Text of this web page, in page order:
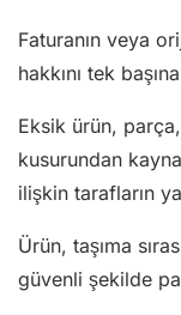
Faturanın veya
hakkını tek
Eksik ürün,
kusurundan
ilişkin tarafların
Ürün, taşıma
güvenli şekilde